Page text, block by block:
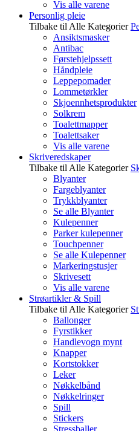
Vis alle varene
Personlig pleie
Tilbake til Alle Kategorier
Ansiktsmasker
Antibac
Førstehjelpssett
Håndpleie
Leppepomader
Lommetørkler
Skjoennhetsprodukter
Solkrem
Toalettmapper
Toalettsaker
Vis alle varene
Skriveredskaper
Tilbake til Alle Kategorier
Blyanter
Fargeblyanter
Trykkblyanter
Se alle Blyanter
Kulepenner
Parker kulepenner
Touchpenner
Se alle Kulepenner
Markeringstusjer
Skrivesett
Vis alle varene
Strøartikler & Spill
Tilbake til Alle Kategorier
Ballonger
Fyrstikker
Handlevogn mynt
Knapper
Kortstokker
Leker
Nøkkelbånd
Nøkkelringer
Spill
Stickers
Stressballer